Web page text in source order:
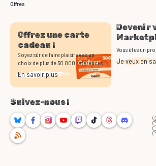
Offres
Offrez une carte
cadeau !
Soyez sûr de faire plaisir avec un
choix de plus de 50 000 références
En savoir plus
Devenir
Vous êtes un
Je veux en
Suivez-nous !
BlueskyFacebookInstagram
YoutubeTwitchTikTokThreadsDiscord
RSS